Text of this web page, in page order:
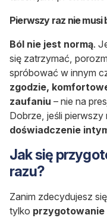
Pierwszy raz nie musi
Ból nie jest normą.
się zatrzymać,
spróbować w innym
zgodzie,
zaufaniu – nie na
Dobrze, jeśli
doświadczenie
Jak się
razu?
Zanim zdecydujesz
tylko